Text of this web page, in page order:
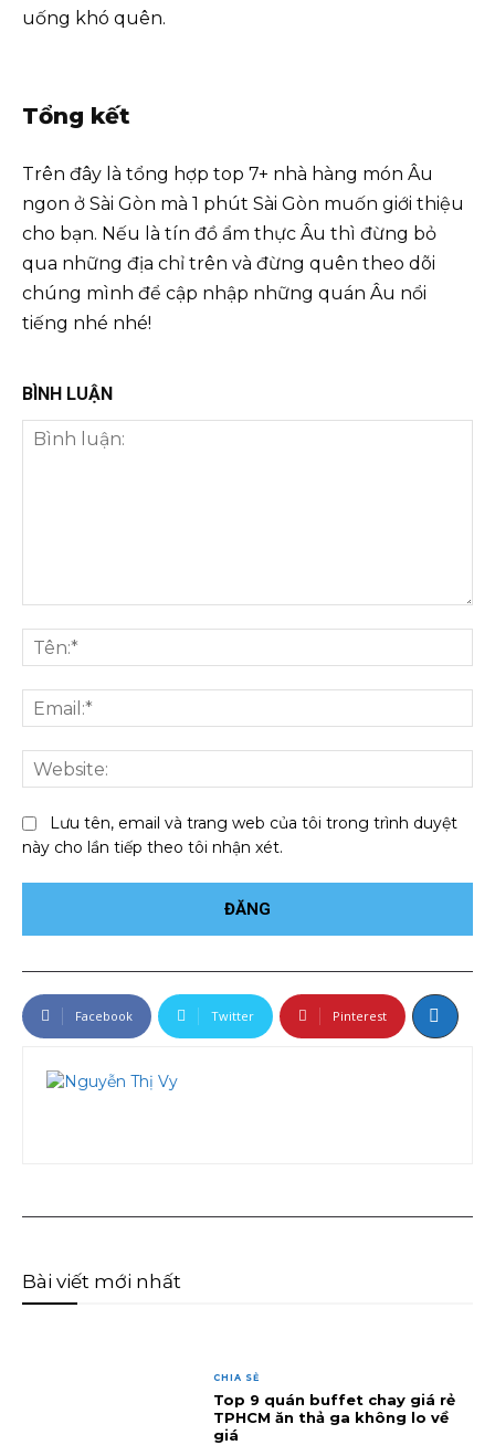
uống khó quên.
Tổng kết
Trên đây là tổng hợp top 7+ nhà hàng món Âu
ngon ở Sài Gòn mà 1 phút Sài Gòn muốn giới thiệu
cho bạn. Nếu là tín đồ ẩm thực Âu thì đừng bỏ
qua những địa chỉ trên và đừng quên theo dõi
chúng mình để cập nhập những quán Âu nổi
tiếng nhé nhé!
BÌNH LUẬN
luận:
Lưu tên, email và trang web của tôi trong trình duyệt
này cho lần tiếp theo tôi nhận xét.
Facebook Twitter Pinterest
Bài viết mới nhất
CHIA SẺ
Top 9 quán buffet chay giá rẻ
TPHCM ăn thả ga không lo về
giá